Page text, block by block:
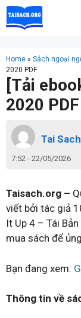
Skip
to
Home » Sách ngoại
2020 PDF
[Tải
2020 PDF
Tai Sach
7:52 - 22/05/2026
Taisach.org –
viết bởi tác giả
It Up 4 – Tái
mua sách để
Bạn đang xem:
Thông tin về